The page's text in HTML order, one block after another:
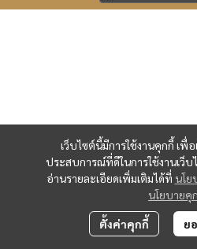
เว็บไซต์นี้มีการใช้งานคุกกี้ เ
ประสบการณ์ที่ดีในการใช้งานเว็
อ่านรายละเอียดเพิ่มเติมได้ที่ นโย
นโยบายคุ
ตั้งค่าคุกกี้ ย